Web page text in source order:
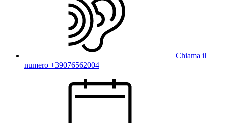
Chiama il
numero +39076562004